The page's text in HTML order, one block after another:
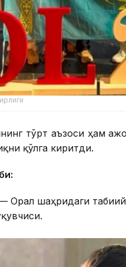
тўрт аъзоси ҳам
қўлга киритди.
Орал шаҳридаги